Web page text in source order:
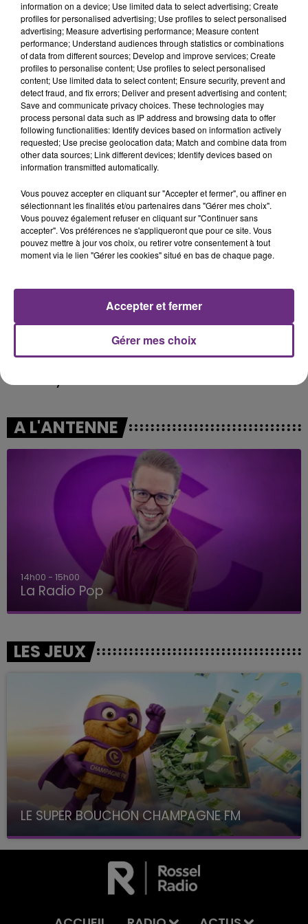
conviés !
5h47
5h47
Beautiful Things
5h44
5h44
Je Pense A Vous
5h40
5h40 5h38
5h38
A L'ANTENNE
14h00 - 15h00
La Radio Pop
LES JEUX
LE SUPER BOUCHON CHAMPAGNE FM
avec La Famille Champagne FM, à 8H10
information on a device; Use limited data to select advertising; Create
profiles for personalised advertising; Use profiles to select personalised
advertising; Measure advertising performance; Measure content
performance; Understand audiences through statistics or combinations
of data from different sources; Develop and improve services; Create
profiles to personalise content; Use profiles to select personalised
content; Use limited data to select content; Ensure security, prevent and
detect fraud, and fix errors; Deliver and present advertising and content;
Save and communicate privacy choices. These technologies may
process personal data such as IP address and browsing data to offer
following functionalities: Identify devices based on information actively
requested; Use precise geolocation data; Match and combine data from
other data sources; Link different devices; Identify devices based on
information transmitted automatically.
Vous pouvez accepter en cliquant sur "Accepter et fermer", ou affiner en
sélectionnant les finalités et/ou partenaires dans "Gérer mes choix".
Vous pouvez également refuser en cliquant sur "Continuer sans
accepter". Vos préférences ne s'appliqueront que pour ce site. Vous
pouvez mettre à jour vos choix, ou retirer votre consentement à tout
moment via le lien "Gérer les cookies" situé en bas de chaque page.
Gérer mes choix
Accepter et fermer